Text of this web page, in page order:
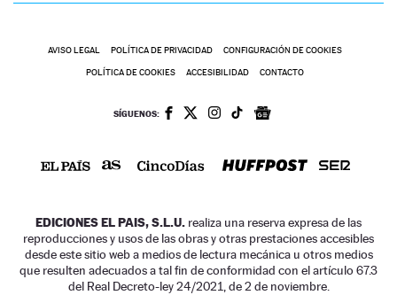
AVISO LEGAL POLÍTICA DE PRIVACIDAD CONFIGURACIÓN DE COOKIES
POLÍTICA DE COOKIES ACCESIBILIDAD CONTACTO
SÍGUENOS:
EDICIONES EL PAIS, S.L.U. realiza una reserva expresa de las
reproducciones y usos de las obras y otras prestaciones accesibles
desde este sitio web a medios de lectura mecánica u otros medios
que resulten adecuados a tal fin de conformidad con el artículo 67.3
del Real Decreto-ley 24/2021, de 2 de noviembre.